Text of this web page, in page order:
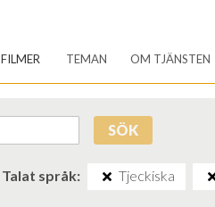
FILMER TEMAN OM TJÄNSTEN
SÖK
Talat språk Tjeckiska